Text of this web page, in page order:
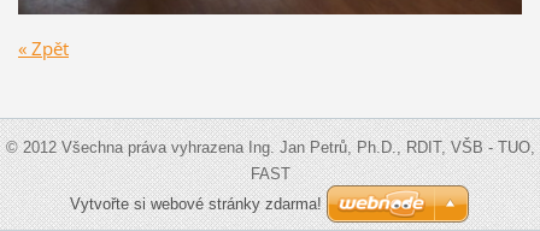
« Zpět
© 2012 Všechna práva vyhrazena Ing. Jan Petrů, Ph.D., RDIT, VŠB - TUO,
FAST
Vytvořte si webové stránky zdarma!